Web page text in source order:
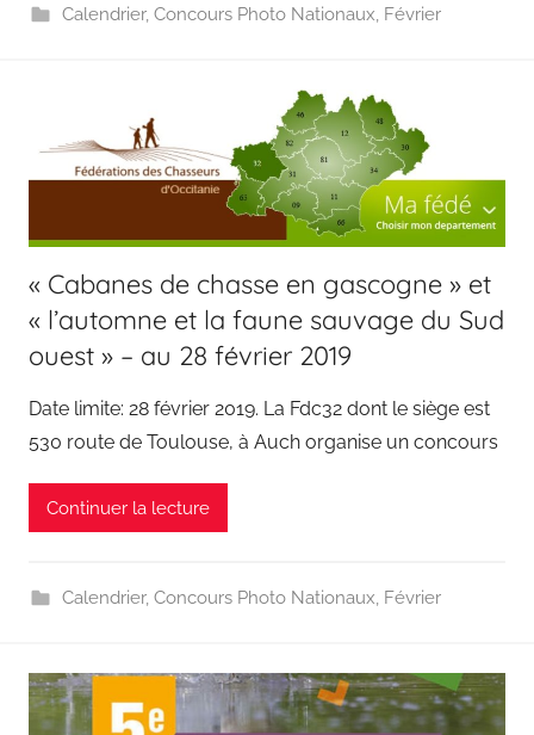
Calendrier, Concours Photo Nationaux, Février
« Cabanes de chasse en gascogne » et
« l’automne et la faune sauvage du Sud
ouest » – au 28 février 2019
Date limite: 28 février 2019. La Fdc32 dont le siège est
530 route de Toulouse, à Auch organise un concours
Continuer la lecture
Calendrier, Concours Photo Nationaux, Février